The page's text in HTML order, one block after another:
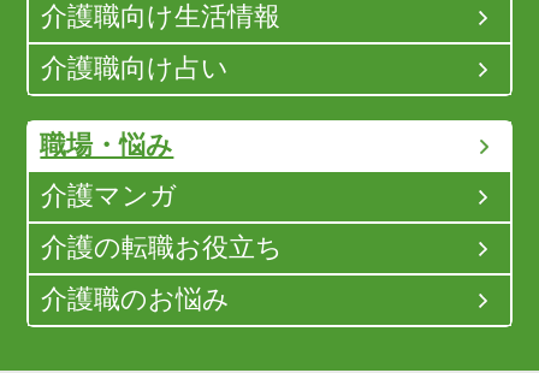
介護職向け生活情報
介護職向け占い
職場・悩み
介護マンガ
介護の転職お役立ち
介護職のお悩み